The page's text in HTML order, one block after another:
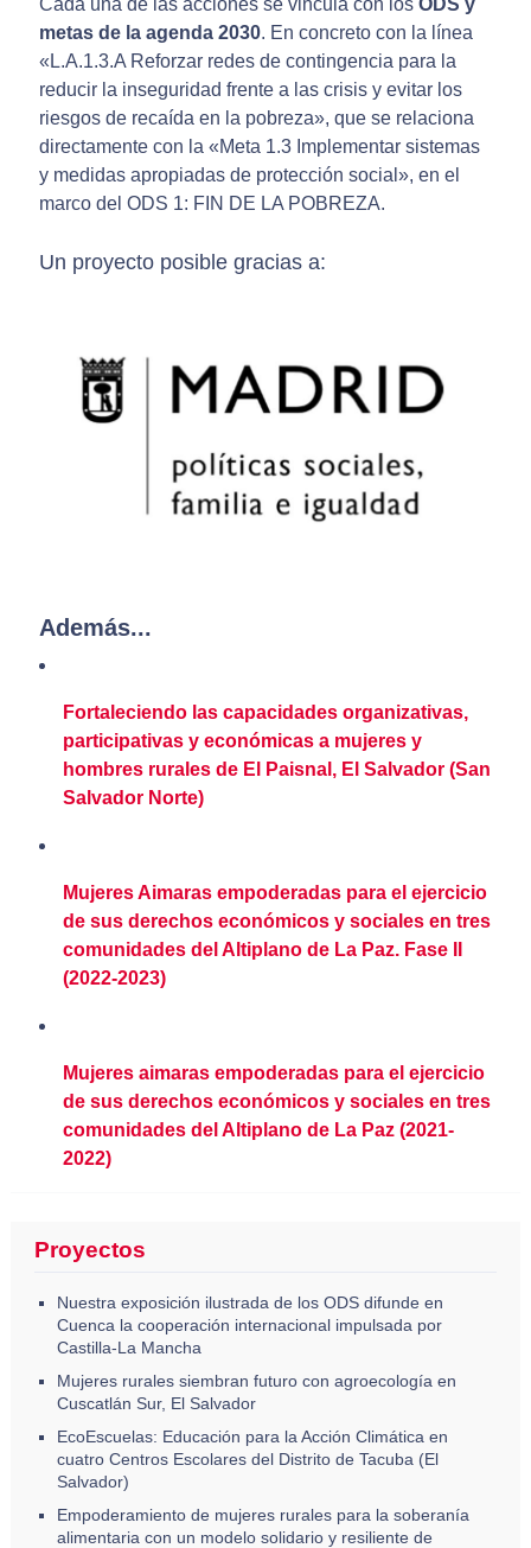
metas de la agenda 2030. En concreto con la línea
«L.A.1.3.A Reforzar redes de contingencia para la
reducir la inseguridad frente a las crisis y evitar los
riesgos de recaída en la pobreza», que se relaciona
directamente con la «Meta 1.3 Implementar sistemas
y medidas apropiadas de protección social», en el
marco del ODS 1: FIN DE LA POBREZA.
Un proyecto posible gracias a:
Además...
Fortaleciendo las capacidades organizativas,
participativas y económicas a mujeres y
hombres rurales de El Paisnal, El Salvador (San
Salvador Norte)
Mujeres Aimaras empoderadas para el ejercicio
de sus derechos económicos y sociales en tres
comunidades del Altiplano de La Paz. Fase II
(2022-2023)
Mujeres aimaras empoderadas para el ejercicio
de sus derechos económicos y sociales en tres
comunidades del Altiplano de La Paz (2021-
2022)
Proyectos
Nuestra exposición ilustrada de los ODS difunde en
Cuenca la cooperación internacional impulsada por
Castilla-La Mancha
Mujeres rurales siembran futuro con agroecología en
Cuscatlán Sur, El Salvador
EcoEscuelas: Educación para la Acción Climática en
cuatro Centros Escolares del Distrito de Tacuba (El
Salvador)
Empoderamiento de mujeres rurales para la soberanía
alimentaria con un modelo solidario y resiliente de